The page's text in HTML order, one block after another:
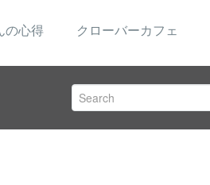
の心得 クローバーカフェ